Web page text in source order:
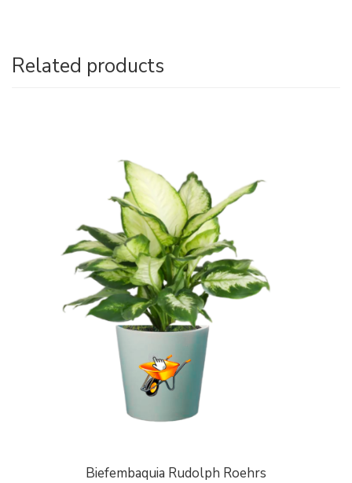
Related products
Biefembaquia Rudolph Roehrs